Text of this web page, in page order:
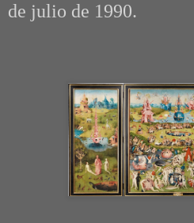
de julio de 1990.